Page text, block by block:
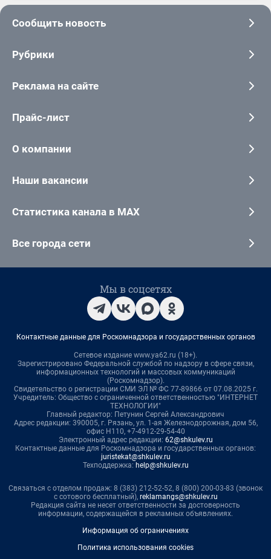
Сообщить новость
Рубрики
Реклама на сайте
Прайс-лист
О компании
Наши вакансии
Статистика канала в MAX
Все города сети
Мы в соцсетях
Контактные данные для Роскомнадзора и государственных органов
Сетевое издание www.ya62.ru (18+).
Зарегистрировано Федеральной службой по надзору в сфере связи,
информационных технологий и массовых коммуникаций
(Роскомнадзор).
Свидетельство о регистрации СМИ ЭЛ № ФС 77-89866 от 07.08.2025 г.
Учредитель: Общество с ограниченной ответственностью "ИНТЕРНЕТ
ТЕХНОЛОГИИ"
Главный редактор: Петунин Сергей Александрович
Адрес редакции: 390005, г. Рязань, ул. 1-ая Железнодорожная, дом 56,
офис Н110, +7-4912-29-54-40
Электронный адрес редакции: 62@shkulev.ru
Контактные данные для Роскомнадзора и государственных органов:
juristekat@shkulev.ru
Техподдержка: help@shkulev.ru
Связаться с отделом продаж: 8 (383) 212-52-52, 8 (800) 200-03-83 (звонок
с сотового бесплатный), reklamangs@shkulev.ru
Редакция сайта не несет ответственности за достоверность
информации, содержащейся в рекламных объявлениях.
Информация об ограничениях
Политика использования cookies